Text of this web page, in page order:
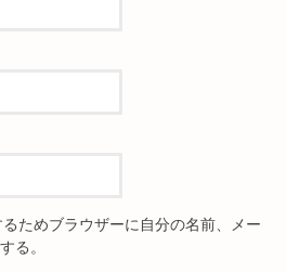
ためブラウザーに自分の名前、メー
る。